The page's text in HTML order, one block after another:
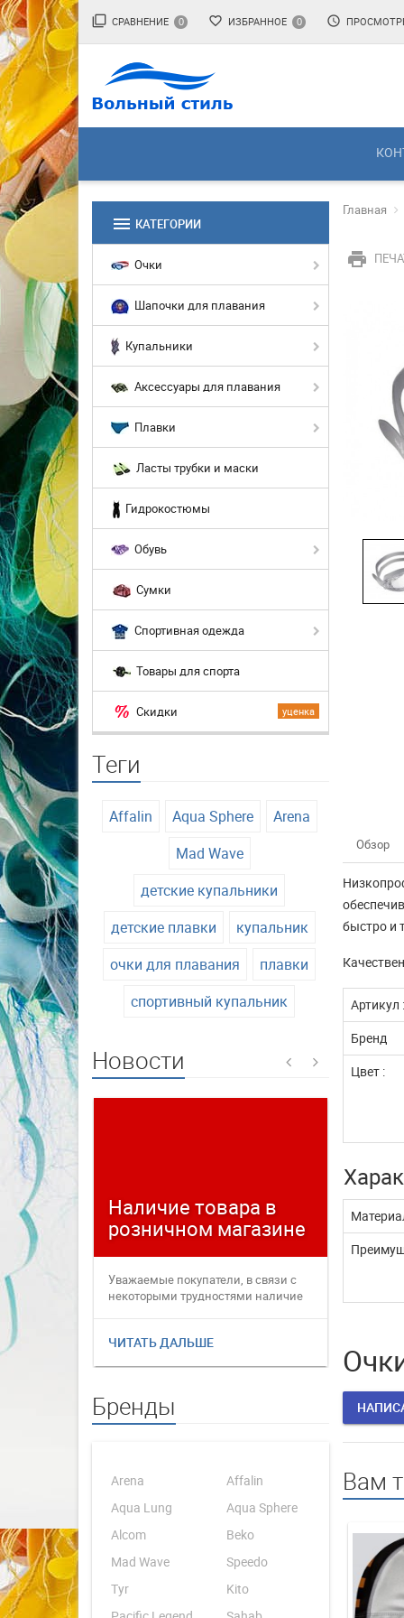
filter_none СРАВНЕНИЕ 0 favorite_border ИЗБРАННОЕ 0 access_time
menu КАТЕГОРИИ
Очки
Шапочки для плавания
Купальники
Аксессуары для плавания
Плавки
Ласты трубки и маски
Гидрокостюмы
Обувь
Сумки
Спортивная одежда
Товары для спорта
уценка
Скидки
Теги
Affalin Aqua Sphere
Arena
Mad Wave
детские купальники
детские плавки
купальник
очки для плавания
плавки
спортивный купальник
Новости
Наличие товара в
розничном магазине
Уважаемые покупатели, в связи с
некоторыми трудностями наличие
ЧИТАТЬ ДАЛЬШЕ
Бренды
Arena
Affalin
Aqua Lung
Aqua Sphere
Alcom
Beko
Mad Wave
Speedo
Tyr
Kito
Главная
print
Обзор
быстро и
Артикул :
Бренд
Цвет :
Вам